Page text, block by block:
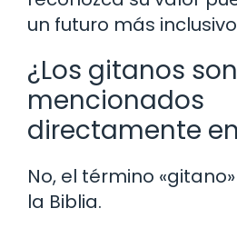
un futuro más
¿Los gitanos son
mencionados
directamente
No, el término
la Biblia.